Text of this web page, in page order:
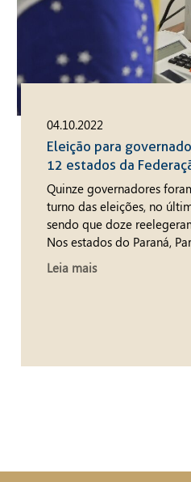
04.10.2022
Eleição para
12 estados da
Quinze governadores
turno das eleições, no
sendo que doze
Nos estados do Paraná,
Leia mais